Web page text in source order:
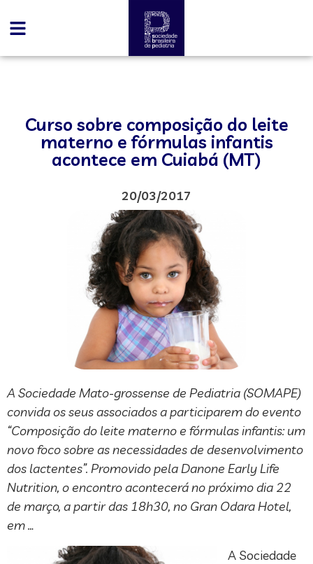
Curso sobre composição do leite
materno e fórmulas infantis
acontece em Cuiabá (MT)
20/03/2017
A Sociedade Mato-grossense de Pediatria (SOMAPE)
convida os seus associados a participarem do evento
“Composição do leite materno e fórmulas infantis: um
novo foco sobre as necessidades de desenvolvimento
dos lactentes”. Promovido pela Danone Early Life
Nutrition, o encontro acontecerá no próximo dia 22
de março, a partir das 18h30, no Gran Odara Hotel,
em …
A Sociedade